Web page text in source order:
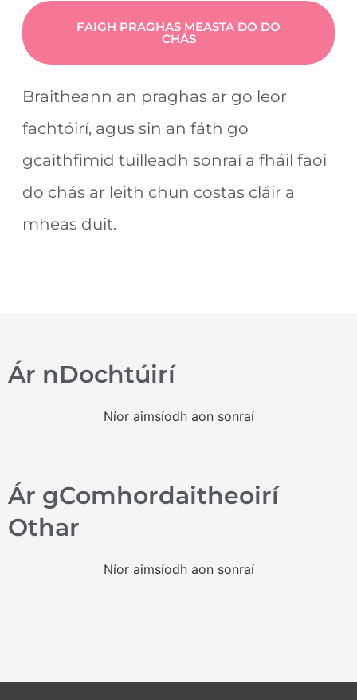
FAIGH PRAGHAS MEASTA DO DO
CHÁS
Braitheann an praghas ar go leor
fachtóirí, agus sin an fáth go
gcaithfimid tuilleadh sonraí a fháil faoi
do chás ar leith chun costas cláir a
mheas duit.
Ár nDochtúirí
Níor aimsíodh aon sonraí
Ár gComhordaitheoirí
Othar
Níor aimsíodh aon sonraí